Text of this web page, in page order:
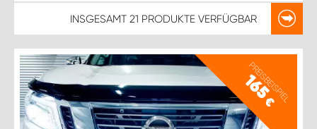
INSGESAMT 21 PRODUKTE VERFÜGBAR
PREISBEISPIEL
165
€